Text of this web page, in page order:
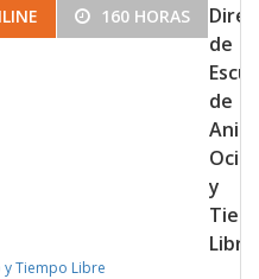
160 HORAS
de
de
Ocio
y
Libre
y Tiempo Libre